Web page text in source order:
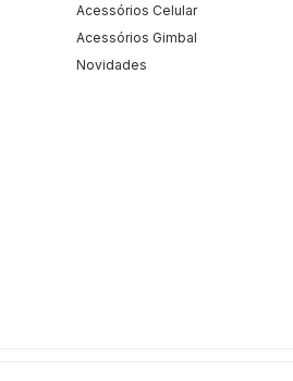
Acessórios Celular
Acessórios Gimbal
Novidades